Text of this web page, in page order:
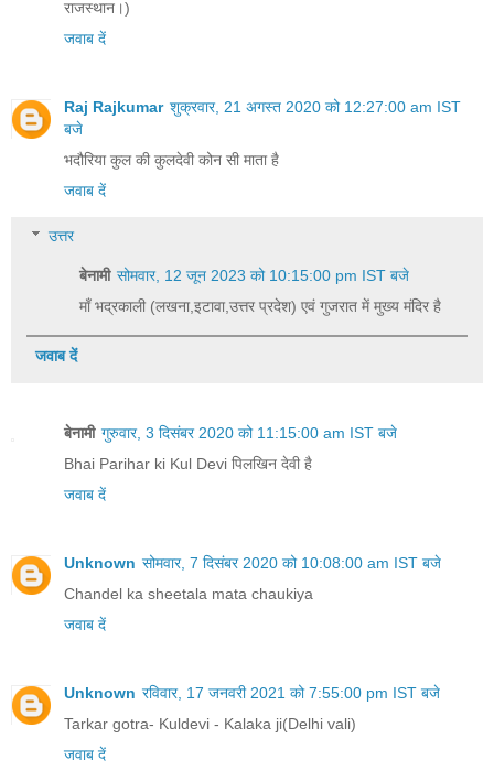
राजस्थान।)
जवाब दें
Raj Rajkumar शुक्रवार, 21 अगस्त 2020 को 12:27:00 am IST
बजे
भदौरिया कुल की कुलदेवी कोन सी माता है
जवाब दें
उत्तर
बेनामी सोमवार, 12 जून 2023 को 10:15:00 pm IST बजे
माँ भद्रकाली (लखना,इटावा,उत्तर प्रदेश) एवं गुजरात में मुख्य मंदिर है
जवाब दें
बेनामी गुरुवार, 3 दिसंबर 2020 को 11:15:00 am IST बजे
Bhai Parihar ki Kul Devi पिलखिन देवी‌ है
जवाब दें
Unknown सोमवार, 7 दिसंबर 2020 को 10:08:00 am IST बजे
Chandel ka sheetala mata chaukiya
जवाब दें
Unknown रविवार, 17 जनवरी 2021 को 7:55:00 pm IST बजे
Tarkar gotra- Kuldevi - Kalaka ji(Delhi vali)
जवाब दें